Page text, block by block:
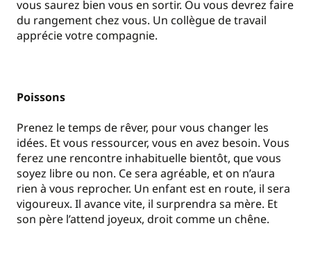
vous saurez bien vous en sortir. Ou vous devrez faire
du rangement chez vous. Un collègue de travail
apprécie votre compagnie.
Poissons
Prenez le temps de rêver, pour vous changer les
idées. Et vous ressourcer, vous en avez besoin. Vous
ferez une rencontre inhabituelle bientôt, que vous
soyez libre ou non. Ce sera agréable, et on n’aura
rien à vous reprocher. Un enfant est en route, il sera
vigoureux. Il avance vite, il surprendra sa mère. Et
son père l’attend joyeux, droit comme un chêne.